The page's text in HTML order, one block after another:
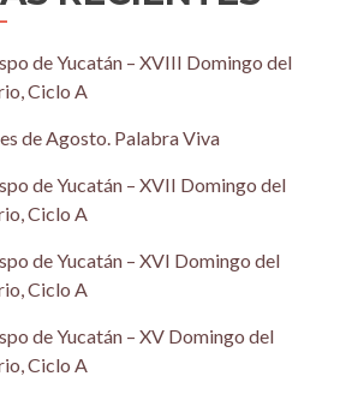
de Yucatán – XVIII Domingo del
Ciclo A
de Agosto. Palabra Viva
de Yucatán – XVII Domingo del
Ciclo A
de Yucatán – XVI Domingo del
Ciclo A
de Yucatán – XV Domingo del
Ciclo A